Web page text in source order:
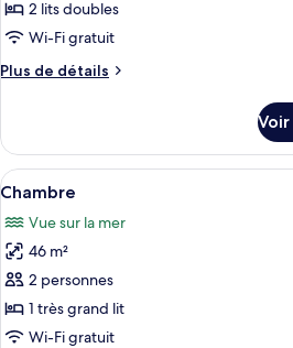
ce
type
chambre :
2 lits doubles
Wi-Fi gratuit
Plus de détails
Plus
le
type
de
Chambre
Afficher
toutes
les
photos
pour
ce
type
Une
6
Chambre
Vue sur la mer
46 m²
2 personnes
1 très grand lit
Wi-Fi gratuit